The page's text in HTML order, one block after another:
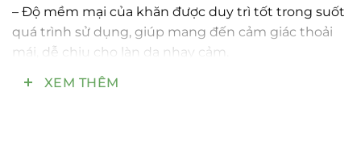
– Độ mềm mại của khăn được duy trì tốt trong suốt
quá trình sử dụng, giúp mang đến cảm giác thoải
mái, dễ chịu cho làn da nhạy cảm.
– Sợi tre có khả năng thấm hút tốt, gấp 2 lần so với
XEM THÊM